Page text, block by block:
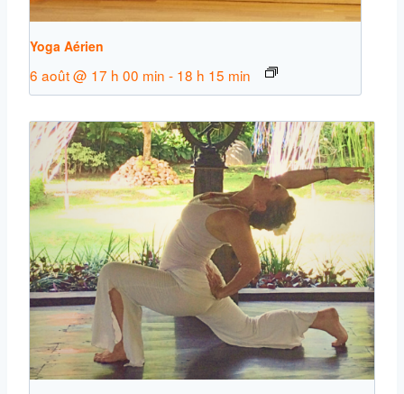
Yoga Aérien
6 août @ 17 h 00 min - 18 h 15 min